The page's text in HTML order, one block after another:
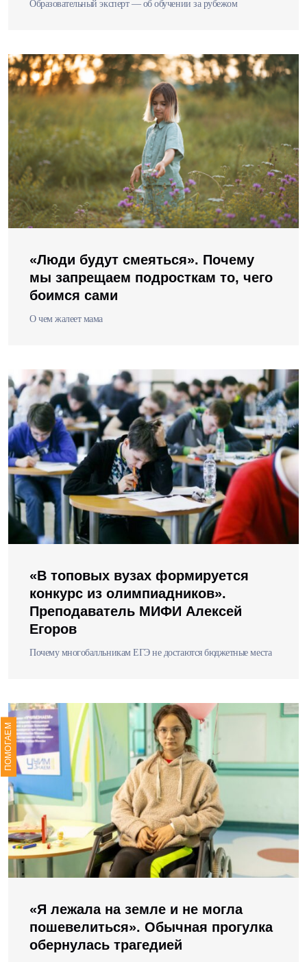
Образовательный эксперт — об обучении за рубежом
«Люди будут смеяться». Почему
мы запрещаем подросткам то, чего
боимся сами
О чем жалеет мама
«В топовых вузах формируется
конкурс из олимпиадников».
Преподаватель МИФИ Алексей
Егоров
Почему многобалльникам ЕГЭ не достаются бюджетные места
ПОМОГАЕМ
«Я лежала на земле и не могла
пошевелиться». Обычная прогулка
обернулась трагедией